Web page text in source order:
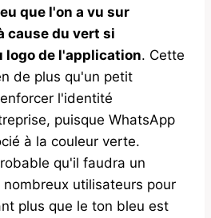
que l'on a vu sur
cause du vert si
de l'application. Cette
de plus qu'un petit
l'identité
puisque WhatsApp
à la couleur verte.
qu'il faudra un
utilisateurs pour
plus que le ton bleu est